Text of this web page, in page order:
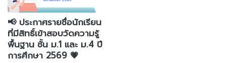
📢 ประกาศรายชื่อนักเรียน
ที่มีสิทธิ์เข้าสอบวัดความรู้
พื้นฐาน ชั้น ม.1 และ ม.4 ปี
การศึกษา 2569 💗